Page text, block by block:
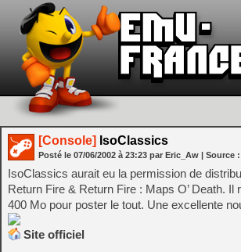
[Console] IsoClassics
Posté le 07/06/2002 à 23:23 par Eric_Aw | Source :
IsoClassics aurait eu la permission de
Return Fire & Return Fire : Maps O’ Death. Il
400 Mo pour poster le tout. Une excellente
Site officiel